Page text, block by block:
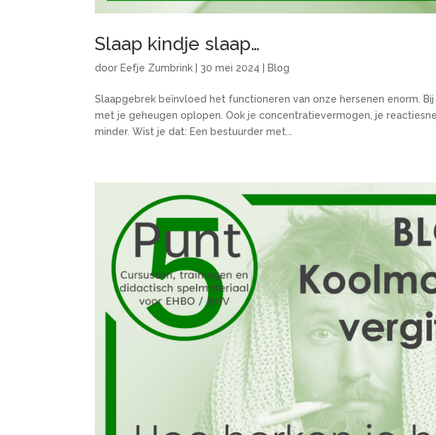
Slaap kindje slaap…
door Eefje Zumbrink 30 mei 2024 Blog
Slaapgebrek beïnvloed het functioneren van onze hersenen enorm.
met je geheugen oplopen. Ook je concentratievermogen, je
minder. Wist je dat: Een bestuurder met...